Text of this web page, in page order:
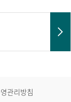
관리방침